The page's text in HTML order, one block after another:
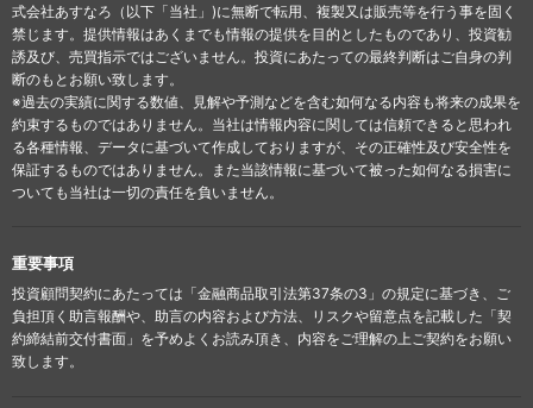
式会社あすなろ（以下「当社」)に無断で転用、複製又は販売等を行う事を固く
禁じます。提供情報はあくまでも情報の提供を目的としたものであり、投資勧
誘及び、売買指示ではございません。投資にあたっての最終判断はご自身の判
断のもとお願い致します。
※過去の実績に関する数値、見解や予測などを含む如何なる内容も将来の成果を
約束するものではありません。当社は情報内容に関しては信頼できると思われ
る各種情報、データに基づいて作成しておりますが、その正確性及び安全性を
保証するものではありません。また当該情報に基づいて被った如何なる損害に
ついても当社は一切の責任を負いません。
重要事項
投資顧問契約にあたっては「金融商品取引法第37条の3」の規定に基づき、ご
負担頂く助言報酬や、助言の内容および方法、リスクや留意点を記載した「契
約締結前交付書面」を予めよくお読み頂き、内容をご理解の上ご契約をお願い
致します。